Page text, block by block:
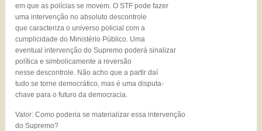
em que as polícias se movem. O STF pode fazer
uma intervenção no absoluto descontrole
que caracteriza o universo policial com a
cumplicidade do Ministério Público. Uma
eventual intervenção do Supremo poderá sinalizar
política e simbolicamente a reversão
nesse descontrole. Não acho que a partir daí
tudo se torne democrático, mas é uma disputa-
chave para o futuro da democracia.
Valor: Como poderia se materializar essa intervenção
do Supremo?